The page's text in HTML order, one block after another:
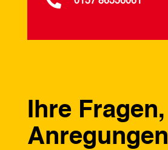
Ihre Fragen,
Anregungen